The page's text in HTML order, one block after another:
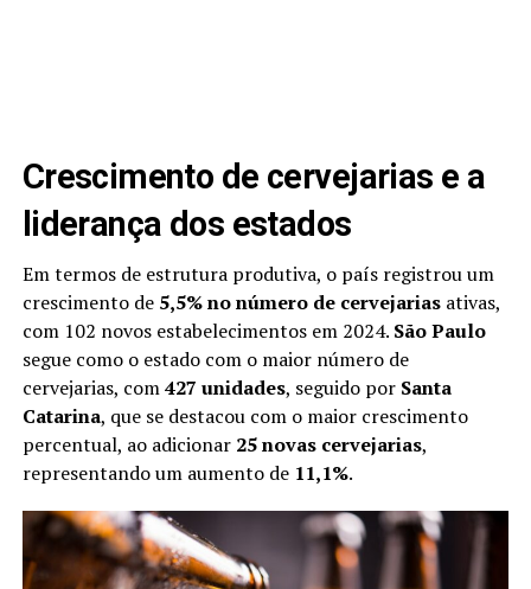
Crescimento de cervejarias e a
liderança dos estados
Em termos de estrutura produtiva, o país registrou um
crescimento de 5,5% no número de cervejariasativas,
com 102 novos estabelecimentos em 2024. São Paulo
segue como o estado com o maior número de
cervejarias, com427 unidades, seguido por Santa
Catarina, que se destacou com o maior crescimento
percentual, ao adicionar 25 novas cervejarias,
representando um aumento de 11,1%.